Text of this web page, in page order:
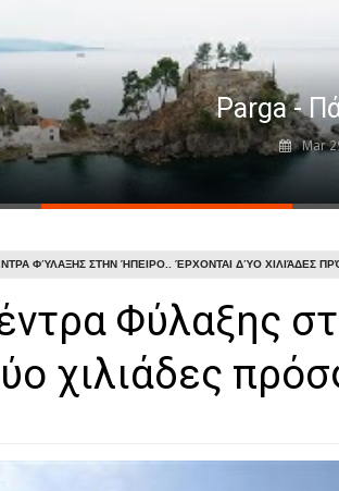
Parga -
Mar
ΦΎΛΑΞΗΣ ΣΤΗΝ ΉΠΕΙΡΟ.. ΈΡΧΟΝΤΑΙ ΔΎΟ ΧΙΛΙΆΔΕΣ
Φύλαξης
χιλιάδες